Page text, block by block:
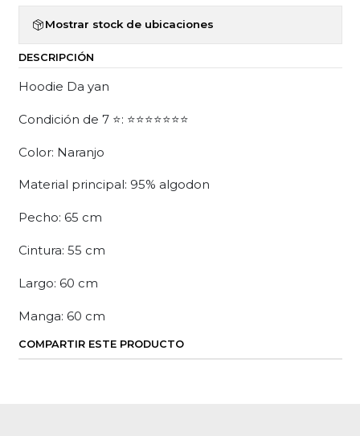
Mostrar stock de ubicaciones
DESCRIPCIÓN
Hoodie Da yan
Condición de 7 ⭐: ⭐⭐⭐⭐⭐⭐⭐
Color: Naranjo
Material principal: 95% algodon
Pecho: 65 cm
Cintura: 55 cm
Largo: 60 cm
Manga: 60 cm
COMPARTIR ESTE PRODUCTO